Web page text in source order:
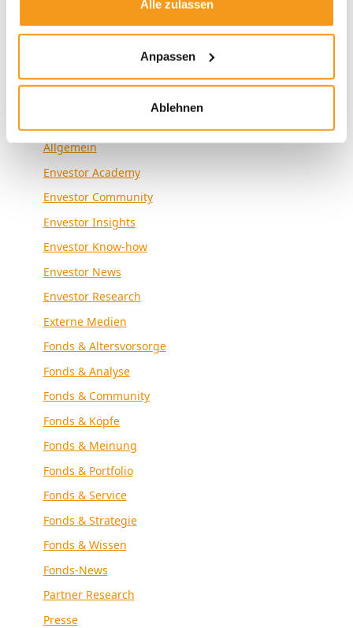
Alle zulassen
Anpassen
Ablehnen
1970
Allgemein
Envestor Academy
Envestor Community
Envestor Insights
Envestor Know-how
Envestor News
Envestor Research
Externe Medien
Fonds & Altersvorsorge
Fonds & Analyse
Fonds & Community
Fonds & Köpfe
Fonds & Meinung
Fonds & Portfolio
Fonds & Service
Fonds & Strategie
Fonds & Wissen
Fonds-News
Partner Research
Presse